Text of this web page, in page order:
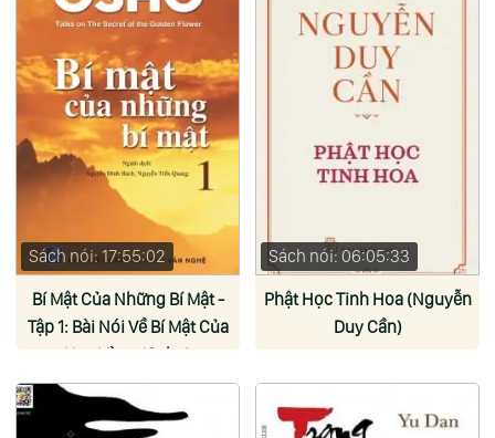
Sách nói: 17:55:02
Bí Mật Của Những Bí Mật -
Tập 1: Bài Nói Về Bí Mật Của
Hoa Vàng (Osho)
Sách nói: 06:05:33
Phật Học Tinh Hoa (Nguyễn
Duy Cần)